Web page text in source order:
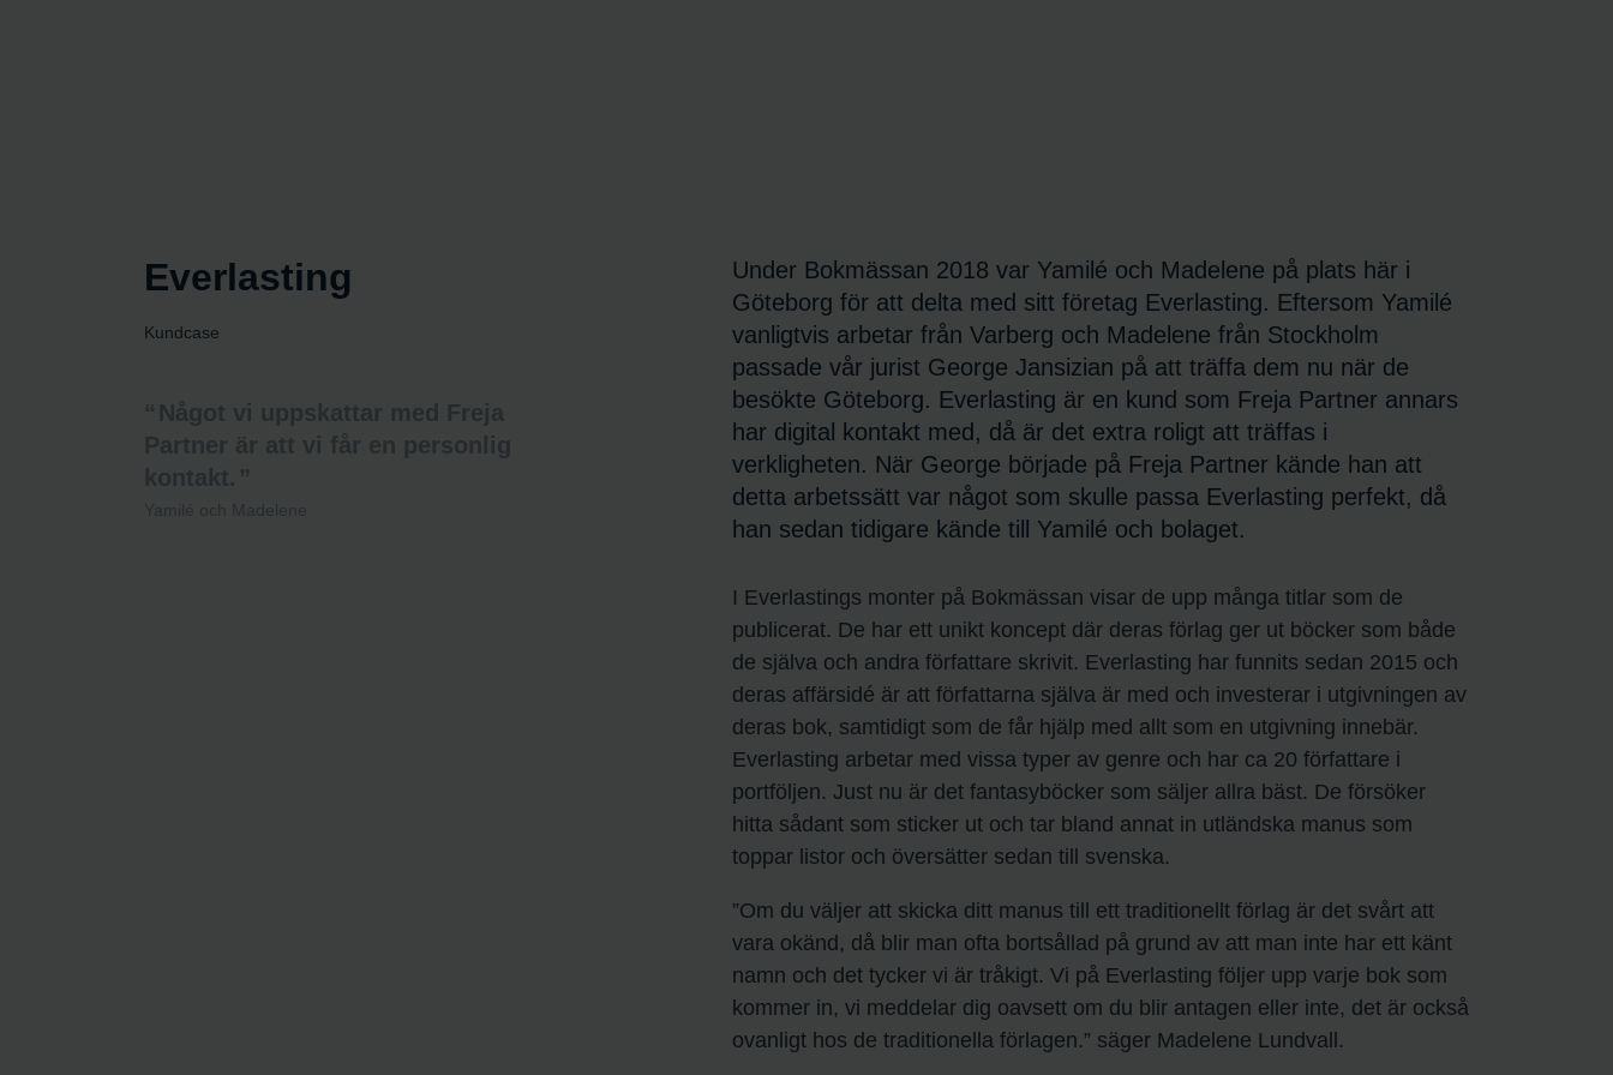
Everlasting
Kundcase
Något vi uppskattar med Freja
Partner är att vi får en personlig
kontakt.
Yamilé och Madelene
Under Bokmässan 2018 var Yamilé och Madelene på plats här i
Göteborg för att delta med sitt företag Everlasting. Eftersom Yamilé
vanligtvis arbetar från Varberg och Madelene från Stockholm
passade vår jurist George Jansizian på att träffa dem nu när de
besökte Göteborg. Everlasting är en kund som Freja Partner annars
har digital kontakt med, då är det extra roligt att träffas i
verkligheten. När George började på Freja Partner kände han att
detta arbetssätt var något som skulle passa Everlasting perfekt, då
han sedan tidigare kände till Yamilé och bolaget.
I Everlastings monter på Bokmässan visar de upp många titlar som de
publicerat. De har ett unikt koncept där deras förlag ger ut böcker som både
de själva och andra författare skrivit. Everlasting har funnits sedan 2015 och
deras affärsidé är att författarna själva är med och investerar i utgivningen av
deras bok, samtidigt som de får hjälp med allt som en utgivning innebär.
Everlasting arbetar med vissa typer av genre och har ca 20 författare i
portföljen. Just nu är det fantasyböcker som säljer allra bäst. De försöker
hitta sådant som sticker ut och tar bland annat in utländska manus som
toppar listor och översätter sedan till svenska.
”Om du väljer att skicka ditt manus till ett traditionellt förlag är det svårt att
vara okänd, då blir man ofta bortsållad på grund av att man inte har ett känt
namn och det tycker vi är tråkigt. Vi på Everlasting följer upp varje bok som
kommer in, vi meddelar dig oavsett om du blir antagen eller inte, det är också
ovanligt hos de traditionella förlagen.” säger Madelene Lundvall.